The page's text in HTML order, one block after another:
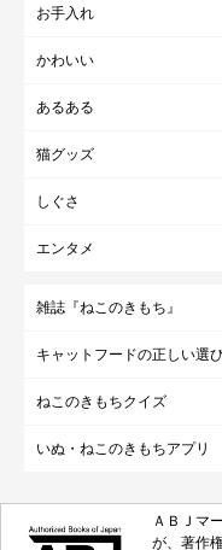
お手入れ
かわいい
あるある
猫グッズ
しぐさ
エンタメ
雑誌『ねこのきもち』
キャットフードの正しい選
ねこのきもちクイズ
いぬ・ねこのきもちアプリ
ＡＢＪマ
が、著作